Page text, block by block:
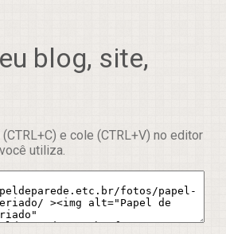
blog, site,
e cole (CTRL+V) no editor
utiliza.